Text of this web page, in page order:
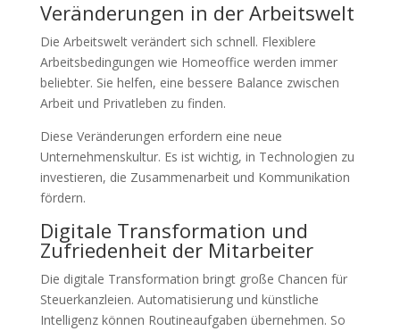
Veränderungen in der Arbeitswelt
Die Arbeitswelt verändert sich schnell. Flexiblere
Arbeitsbedingungen wie Homeoffice werden immer
beliebter. Sie helfen, eine bessere Balance zwischen
Arbeit und Privatleben zu finden.
Diese Veränderungen erfordern eine neue
Unternehmenskultur. Es ist wichtig, in Technologien zu
investieren, die Zusammenarbeit und Kommunikation
fördern.
Digitale Transformation und
Zufriedenheit der Mitarbeiter
Die digitale Transformation bringt große Chancen für
Steuerkanzleien. Automatisierung und künstliche
Intelligenz können Routineaufgaben übernehmen. So